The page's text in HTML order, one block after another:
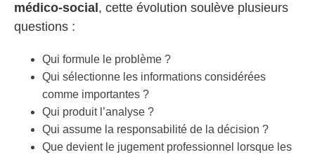
médico-social , cette évolution soulève plusieurs
questions :
Qui formule le problème ?
Qui sélectionne les informations considérées
comme importantes ?
Qui produit l’analyse ?
Qui assume la responsabilité de la décision ?
Que devient le jugement professionnel lorsque les